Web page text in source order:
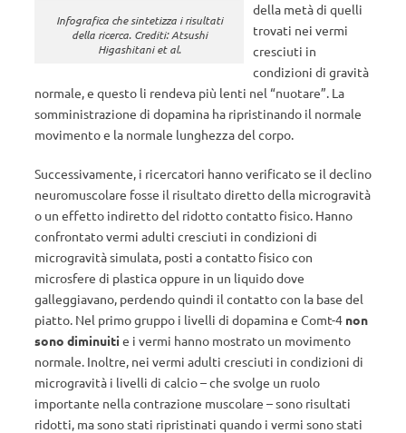
Infografica che sintetizza i risultati
della ricerca. Crediti: Atsushi
Higashitani et al.
della metà di quelli
trovati nei vermi
cresciuti in
condizioni di gravità
normale, e questo li rendeva più lenti nel “nuotare”. La
somministrazione di dopamina ha ripristinando il normale
movimento e la normale lunghezza del corpo.
Successivamente, i ricercatori hanno verificato se il declino
neuromuscolare fosse il risultato diretto della microgravità
o un effetto indiretto del ridotto contatto fisico. Hanno
confrontato vermi adulti cresciuti in condizioni di
microgravità simulata, posti a contatto fisico con
microsfere di plastica oppure in un liquido dove
galleggiavano, perdendo quindi il contatto con la base del
piatto. Nel primo gruppo i livelli di dopamina e Comt-4 non
sono diminuiti e i vermi hanno mostrato un movimento
normale. Inoltre, nei vermi adulti cresciuti in condizioni di
microgravità i livelli di calcio – che svolge un ruolo
importante nella contrazione muscolare – sono risultati
ridotti, ma sono stati ripristinati quando i vermi sono stati